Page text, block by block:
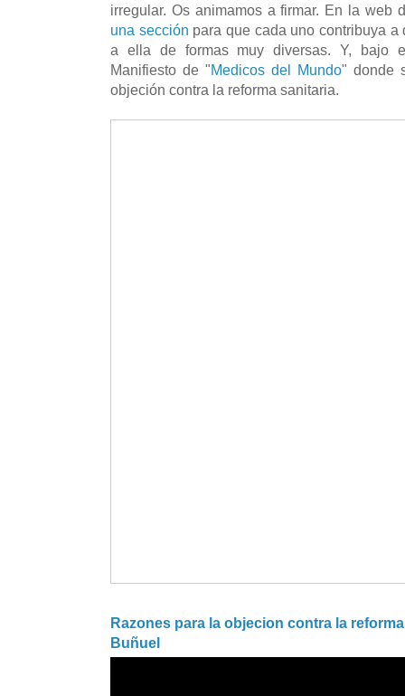
irregular. Os animamos a firmar. En la web
una sección para que cada uno contribuya
a ella de formas muy diversas. Y, bajo
Manifiesto de "Medicos del Mundo" donde
objeción contra la reforma sanitaria.
Razones para la objecion contra la
Buñuel